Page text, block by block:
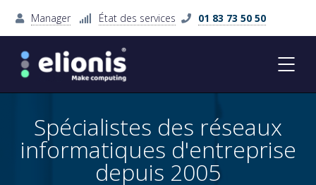
Manager État des services 01 83 73 50 50
Spécialistes des réseaux
informatiques d'entreprise
depuis 2005